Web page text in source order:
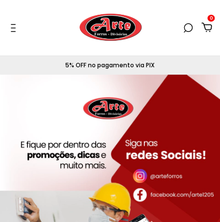
0
5% OFF no pagamento via PIX